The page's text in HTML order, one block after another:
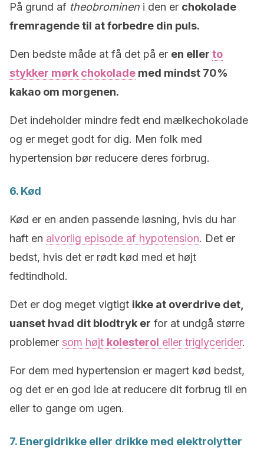
På grund af theobrominen i den er chokolade
fremragende til at forbedre din puls.
Den bedste måde at få det på er en eller to
stykker mørk chokolade med mindst 70%
kakao om morgenen.
Det indeholder mindre fedt end mælkechokolade
og er meget godt for dig. Men folk med
hypertension bør reducere deres forbrug.
6. Kød
Kød er en anden passende løsning, hvis du har
haft en alvorlig episode af hypotension. Det er
bedst, hvis det er rødt kød med et højt
fedtindhold.
Det er dog meget vigtigt ikke at overdrive det,
uanset hvad dit blodtryk er for at undgå større
problemer som højt kolesterol eller triglycerider.
For dem med hypertension er magert kød bedst,
og det er en god ide at reducere dit forbrug til en
eller to gange om ugen.
7. Energidrikke eller drikke med elektrolytter